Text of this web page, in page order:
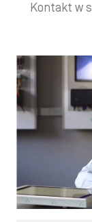
Kontakt w